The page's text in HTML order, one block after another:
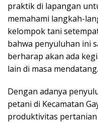
praktik di lapangan
memahami langkah-
kelompok tani
bahwa penyuluhan ini
berharap akan ada
lain di masa mendatang.
Dengan adanya
petani di Kecamatan
produktivitas